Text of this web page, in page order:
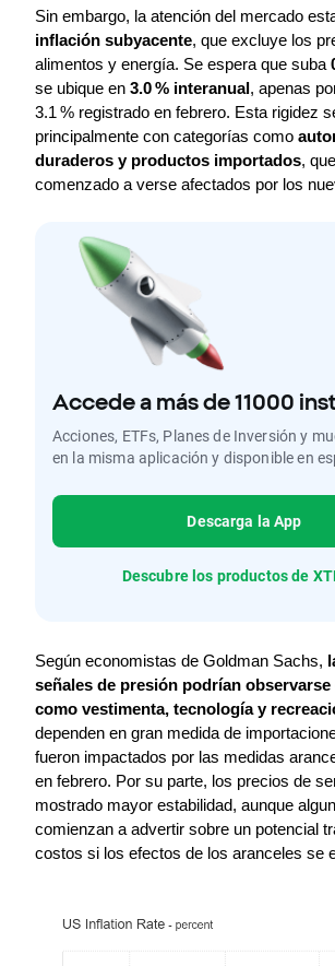
inflación subyacente, que excluye los
alimentos y energía. Se espera que suba
se ubique en 3.0 % interanual, apenas
3.1 % registrado en febrero. Esta rigidez
principalmente con categorías como
duraderos y productos importados,
comenzado a verse afectados por los
Accede a más de 11000
Acciones, ETFs, Planes de Inversión y
en la misma aplicación y disponible en
Descarga la App
Descubre los productos de
Según economistas de Goldman Sachs,
señales de presión podrían observarse
como vestimenta, tecnología y
dependen en gran medida de
fueron impactados por las medidas
en febrero. Por su parte, los precios de
mostrado mayor estabilidad, aunque
comienzan a advertir sobre un potencial
costos si los efectos de los aranceles se